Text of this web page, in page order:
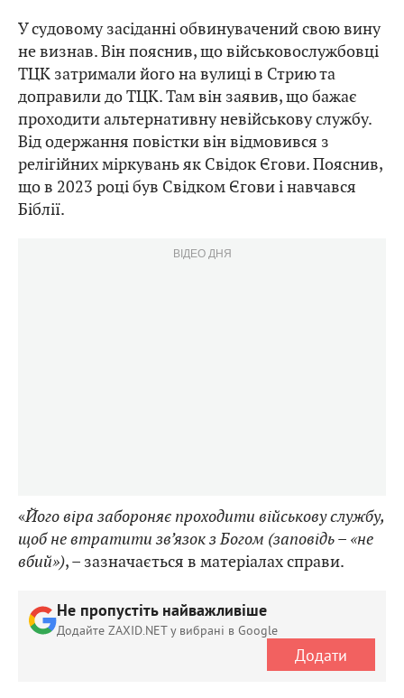
У судовому засіданні обвинувачений свою вину
не визнав. Він пояснив, що військовослужбовці
ТЦК затримали його на вулиці в Стрию та
доправили до ТЦК. Там він заявив, що бажає
проходити альтернативну невійськову службу.
Від одержання повістки він відмовився з
релігійних міркувань як Свідок Єгови. Пояснив,
що в 2023 році був Свідком Єгови і навчався
Біблії.
ВІДЕО ДНЯ
«Його віра забороняє проходити військову службу,
щоб не втратити зв’язок з Богом (заповідь – «не
вбий»), – зазначається в матеріалах справи.
Не пропустіть найважливіше
Додайте ZAXID.NET у вибрані в Google
Додати